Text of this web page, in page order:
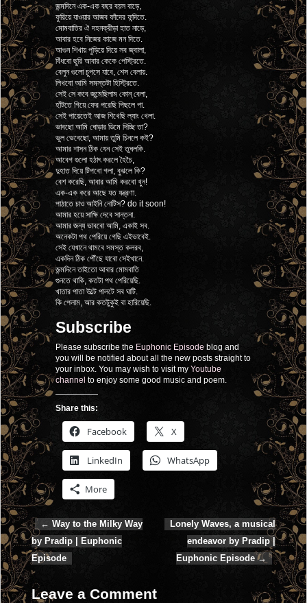
জন্মদিনে এক-এক বছর বয়স বাড়ে,
ফুরিয়ে যাওয়ার আজব ফাঁদের ফন্দিতে.
মোমবাতির ঐ দহনক্রীড়া হাত নাড়ে,
আবার হবে নিজের কাজে মন দিতে.
আগুন শিখায় পুড়িয়ে দিয়ে সব জ্বালা,
বিঁধবো ছুরি আবার কেকে পেস্ট্রিতে.
বেলুন গুলো চুপসে যাবে, শেস বেলায়.
লিখবো আমি সমস্তটা হিস্ট্রিতে.
সেই সে কবে জন্মেছিলাম কোন্ বেলা,
হাঁটতে গিয়ে ফের পরেছি পিছলে পা.
সেই পায়েতেই আজ শিখেছি ল্যাং খেলা.
ভাবছো আমি ঘোড়ার ডিমে দিচ্ছি তা?
ভুল ভেবেছো, আমায় তুমি চিনলে কই?
আমার শাসন ঠিক যেন সেই তুঘলকি.
আবেগ গুলো হঠাৎ করলে হৈচৈ,
দুহাত দিয়ে টিপবো গলা, বুঝলে কি?
বেশ করেছি, আবার আমি করবো খুন!
এক-এক করে আছে যত যন্ত্রণা.
পাঠাতে চাও আইনি নোটিস? do it soon!
আমার হয়ে সাক্ষি দেবে সান্তনা.
আমার জন্য ভাববো আমি, একাই সব.
অনেকটা পথ পেরিয়ে গেছি এইভাবেই.
সেই যেখানে থামবে সমস্ত কলরব,
একদিন ঠিক পৌঁছে যাবো সেইখানে.
জন্মদিনে তাইতো আবার মোমবাতি
গুনতে থাকি, কতটা পথ পেরিয়েছি.
খাতার পাতা উল্টে পালটে সব ঘাটি.
কি পেলাম, আর কতটুকুই বা হারিয়েছি.
Subscribe
Please subscribe the Euphonic Episode blog and
you will be notified about all the new posts straight to
your inbox. You may wish to visit myYoutube
channel to enjoy some good music and poem.
Share this:
Facebook X
LinkedIn WhatsApp
More
Post navigation
← Way to the Milky Way
by Pradip | Euphonic
Episode
Lonely Waves, a musical
endeavor by Pradip |
Euphonic Episode→
Leave a Comment